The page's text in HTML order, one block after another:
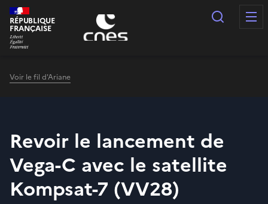
Panneau de gestion des cookies
RÉPUBLIQUE
FRANÇAISE
Voir le fil d'Ariane
Revoir le lancement de
Vega-C avec le satellite
Kompsat-7 (VV28)